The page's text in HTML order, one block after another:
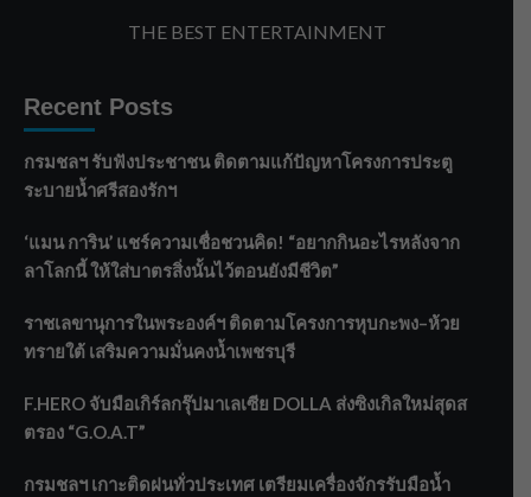
THE BEST ENTERTAINMENT
Recent Posts
กรมชลฯ รับฟังประชาชน ติดตามแก้ปัญหาโครงการประตู
ระบายน้ำศรีสองรักฯ
‘แมน การิน’ แชร์ความเชื่อชวนคิด! “อยากกินอะไรหลังจาก
ลาโลกนี้ ให้ใส่บาตรสิ่งนั้นไว้ตอนยังมีชีวิต”
ราชเลขานุการในพระองค์ฯ ติดตามโครงการหุบกะพง–ห้วย
ทรายใต้ เสริมความมั่นคงน้ำเพชรบุรี
F.HERO จับมือเกิร์ลกรุ๊ปมาเลเซีย DOLLA ส่งซิงเกิลใหม่สุดส
ตรอง “G.O.A.T”
กรมชลฯ เกาะติดฝนทั่วประเทศ เตรียมเครื่องจักรรับมือน้ำ